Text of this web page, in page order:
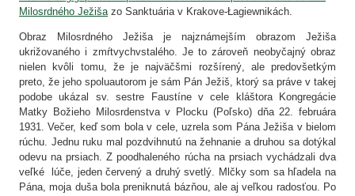
Milosrdného Ježiša zo Sanktuária v Krakove-Łagiewnikách.
Obraz Milosrdného Ježiša je najznámejším obrazom Ježiša
ukrižovaného i zmŕtvychvstalého. Je to zároveň neobyčajný obraz
nielen kvôli tomu, že je najväčšmi rozšírený, ale predovšetkým
preto, že jeho spoluautorom je sám Pán Ježiš, ktorý sa práve v takej
podobe ukázal sv. sestre Faustíne v cele kláštora Kongregácie
Matky Božieho Milosrdenstva v Plocku (Poľsko) dňa 22. februára
1931. Večer, keď som bola v cele, uzrela som Pána Ježiša v bielom
rúchu. Jednu ruku mal pozdvihnutú na žehnanie a druhou sa dotýkal
odevu na prsiach. Z poodhaleného rúcha na prsiach vychádzali dva
veľké lúče, jeden červený a druhý svetlý. Mlčky som sa hľadela na
Pána, moja duša bola preniknutá bázňou, ale aj veľkou radosťou. Po